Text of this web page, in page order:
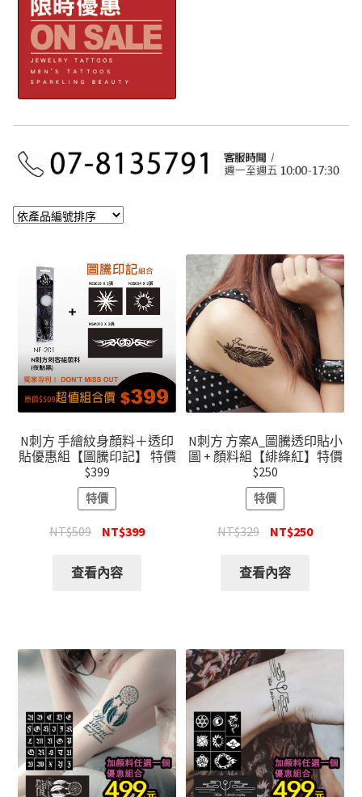
N刺方 手繪紋身顏料＋透印
貼優惠組【圖騰印記】 特價
$399
特價
NT$509 NT$399
查看內容
N刺方 方案A_圖騰透印貼小
圖 + 顏料組【緋絳紅】特價
$250
特價
NT$329 NT$250
查看內容